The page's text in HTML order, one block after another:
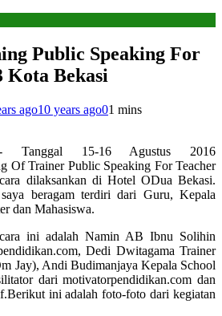
Public Speaking For
Kota Bekasi
ago10 years ago01 mins
Tanggal 15-16 Agustus 2016
Of Trainer Public Speaking For Teacher
dilaksankan di Hotel ODua Bekasi.
beragam terdiri dari Guru, Kepala
dan Mahasiswa.
ini adalah Namin AB Ibnu Solihin
Dedi Dwitagama Trainer
Jay), Andi Budimanjaya Kepala School
dari motivatorpendidikan.com dan
ini adalah foto-foto dari kegiatan